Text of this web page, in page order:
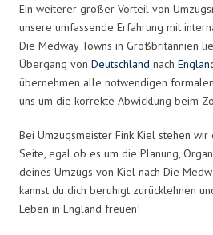
Ein weiterer großer Vorteil von
unsere umfassende Erfahrung mit
Die Medway Towns in Großbritannien
Übergang von Deutschland nach
übernehmen alle notwendigen
uns um die korrekte Abwicklung beim
Bei Umzugsmeister Fink Kiel stehen
Seite, egal ob es um die Planung,
deines Umzugs von Kiel nach Die
kannst du dich beruhigt zurücklehnen
Leben in England freuen!